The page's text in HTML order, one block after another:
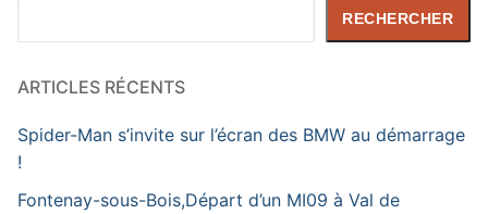
RECHERCHER
ARTICLES RÉCENTS
Spider-Man s’invite sur l’écran des BMW au démarrage
!
Fontenay-sous-Bois,Départ d’un MI09 à Val de